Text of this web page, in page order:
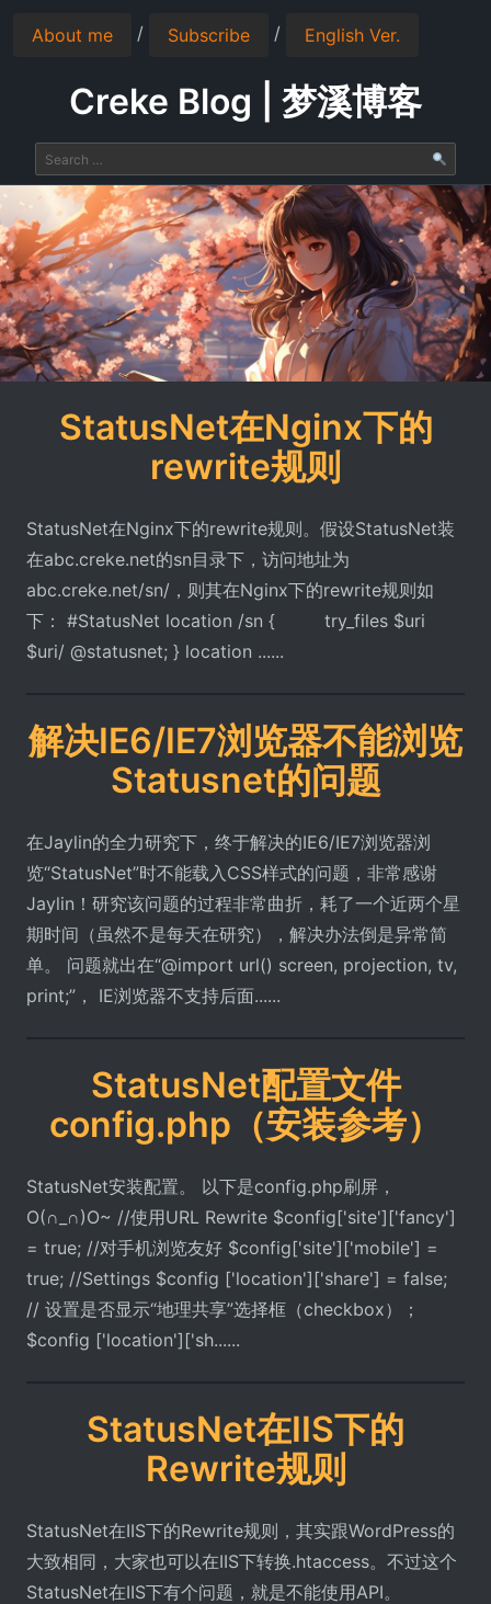
About me / Subscribe / English Ver.
Creke Blog | 梦溪博客
StatusNet在Nginx下的
rewrite规则
StatusNet在Nginx下的rewrite规则。假设StatusNet装
在abc.creke.net的sn目录下，访问地址为
abc.creke.net/sn/，则其在Nginx下的rewrite规则如
下： #StatusNet location /sn { try_files $uri
$uri/ @statusnet; } location ......
解决IE6/IE7浏览器不能浏览
Statusnet的问题
在Jaylin的全力研究下，终于解决的IE6/IE7浏览器浏
览“StatusNet”时不能载入CSS样式的问题，非常感谢
Jaylin！研究该问题的过程非常曲折，耗了一个近两个星
期时间（虽然不是每天在研究），解决办法倒是异常简
单。 问题就出在“@import url() screen, projection, tv,
print;”， IE浏览器不支持后面......
StatusNet配置文件
config.php（安装参考）
StatusNet安装配置。 以下是config.php刷屏，
O(∩_∩)O~ //使用URL Rewrite $config['site']['fancy']
= true; //对手机浏览友好 $config['site']['mobile'] =
true; //Settings $config ['location']['share'] = false;
// 设置是否显示“地理共享”选择框（checkbox）；
$config ['location']['sh......
StatusNet在IIS下的
Rewrite规则
StatusNet在IIS下的Rewrite规则，其实跟WordPress的
大致相同，大家也可以在IIS下转换.htaccess。不过这个
StatusNet在IIS下有个问题，就是不能使用API。